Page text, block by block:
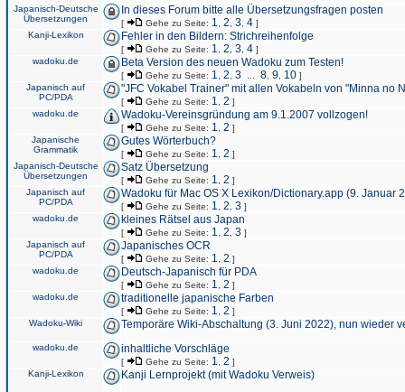
Japanisch-Deutsche
Übersetzungen
In dieses Forum bitte alle Übersetzungsfragen posten
[ Gehe zu Seite: 1 2 3 4 ]
Kanji-Lexikon
Fehler in den Bildern: Strichreihenfolge
[ Gehe zu Seite: 1 2 3 4 ]
wadoku.de
Beta Version des neuen Wadoku zum Testen!
[ Gehe zu Seite: 1 2 3 8 9 10 ]
Japanisch auf
PC/PDA
"JFC Vokabel Trainer" mit allen Vokabeln von "Minna no
[ Gehe zu Seite: 1 2 ]
wadoku.de
Wadoku-Vereinsgründung am 9.1.2007 vollzogen!
[ Gehe zu Seite: 1 2 ]
Japanische
Grammatik
Gutes Wörterbuch?
[ Gehe zu Seite: 1 2 ]
Japanisch-Deutsche
Übersetzungen
Satz Übersetzung
[ Gehe zu Seite: 1 2 ]
Japanisch auf
PC/PDA
Wadoku für Mac OS X Lexikon/Dictionary.app (9. Januar
[ Gehe zu Seite: 1 2 3 ]
wadoku.de
kleines Rätsel aus Japan
[ Gehe zu Seite: 1 2 3 ]
Japanisch auf
PC/PDA
Japanisches OCR
[ Gehe zu Seite: 1 2 ]
wadoku.de
Deutsch-Japanisch für PDA
[ Gehe zu Seite: 1 2 ]
wadoku.de
traditionelle japanische Farben
[ Gehe zu Seite: 1 2 ]
Wadoku-Wiki
Temporäre Wiki-Abschaltung (3. Juni 2022), nun wieder
wadoku.de inhaltliche Vorschläge
[ Gehe zu Seite: 1 2 ]
Kanji-Lexikon
Kanji Lernprojekt (mit Wadoku Verweis)